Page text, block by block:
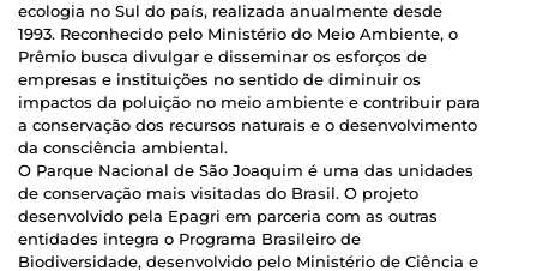
ecologia no Sul do país, realizada anualmente desde
1993. Reconhecido pelo Ministério do Meio Ambiente, o
Prêmio busca divulgar e disseminar os esforços de
empresas e instituições no sentido de diminuir os
impactos da poluição no meio ambiente e contribuir para
a conservação dos recursos naturais e o desenvolvimento
da consciência ambiental.
O Parque Nacional de São Joaquim é uma das unidades
de conservação mais visitadas do Brasil. O projeto
desenvolvido pela Epagri em parceria com as outras
entidades integra o Programa Brasileiro de
Biodiversidade, desenvolvido pelo Ministério de Ciência e